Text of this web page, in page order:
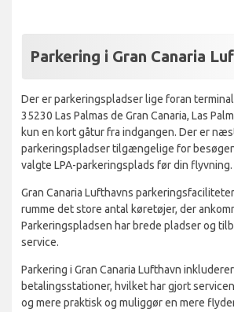
Parkering i Gran Canaria
Der er parkeringspladser lige foran
35230 Las Palmas de Gran Canaria, Las
kun en kort gåtur fra indgangen. Der er
parkeringspladser tilgængelige for
valgte LPA-parkeringsplads før din flyvning.
Gran Canaria Lufthavns
rumme det store antal køretøjer, der
Parkeringspladsen har brede pladser og
service.
Parkering i Gran Canaria Lufthavn
betalingsstationer, hvilket har gjort
og mere praktisk og muliggør en mere